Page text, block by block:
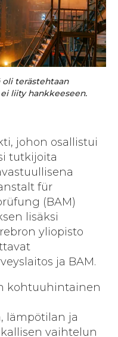
terästehtaan
liity hankkeeseen.
johon osallistui
tutkijoita
für
(BAM)
lisäksi
yliopisto
ja BAM.
kohtuuhintainen
lämpötilan ja
vaihtelun